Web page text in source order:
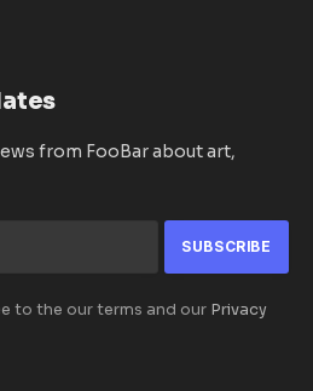
from FooBar about art,
to the our terms and our Privacy